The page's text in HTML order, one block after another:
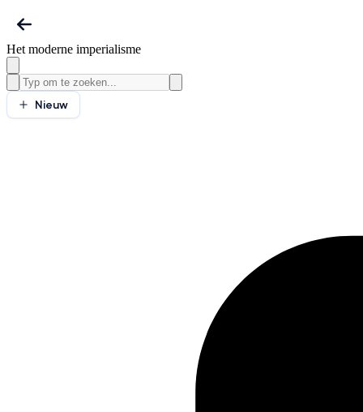
Het moderne imperialisme
Nieuw